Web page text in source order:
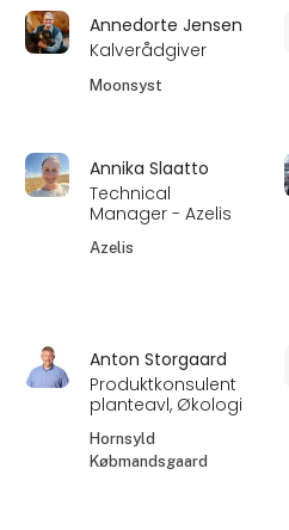
Annedorte Jensen
Kalverådgiver
Moonsyst
Annika Slaatto
Technical
Manager - Azelis
Azelis
Anton Storgaard
Produktkonsulent
planteavl, Økologi
Hornsyld
Købmandsgaard